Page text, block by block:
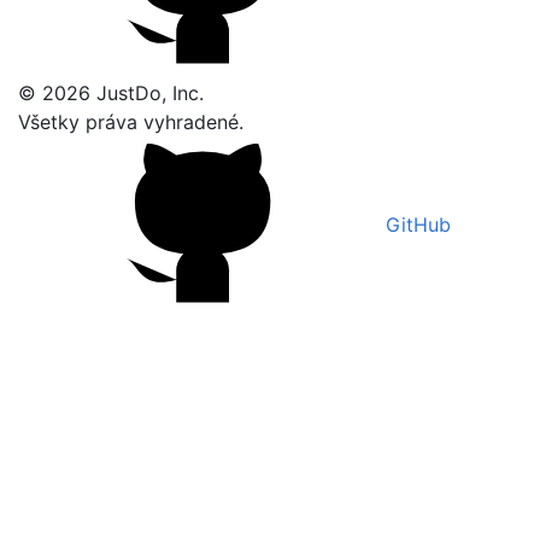
© 2026 JustDo, Inc.
Všetky práva vyhradené.
GitHub